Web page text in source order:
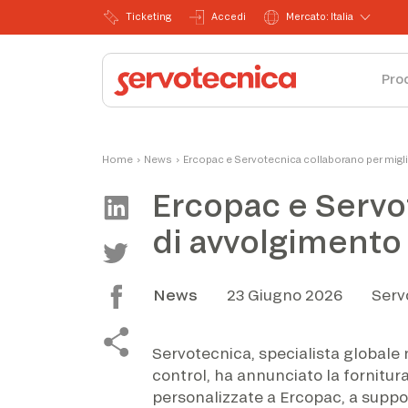
Ticketing Accedi Mercato: Italia
Home › News › Ercopac e Servotecnica collaborano per
Ercopac e
di
News 23 Giugno 2026
Servotecnica, specialista
control, ha annunciato la
personalizzate a Ercopac, a